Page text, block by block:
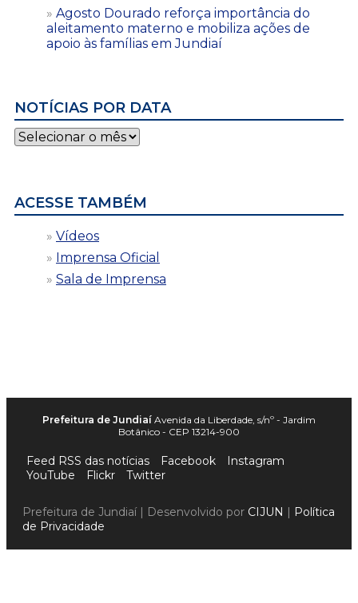
Agosto Dourado reforça importância do
aleitamento materno e mobiliza ações de
apoio às famílias em Jundiaí
NOTÍCIAS POR DATA
Notícias
por
ACESSE TAMBÉM
Vídeos
Imprensa Oficial
Sala de Imprensa
Prefeitura de Jundiaí Avenida da Liberdade, s/nº - Jardim
Botânico - CEP 13214-900
Feed RSS das notícias Facebook
Instagram
YouTube
Flickr Twitter
Prefeitura de Jundiaí | Desenvolvido por CIJUN | Política
de Privacidade